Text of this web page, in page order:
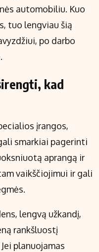
automobiliu. Kuo
tuo lengviau šią
po darbo
kad
įrangos,
smarkiai pagerinti
aprangą ir
vaikščiojimui ir gali
lengvą užkandį,
rankšluostį
planuojamas